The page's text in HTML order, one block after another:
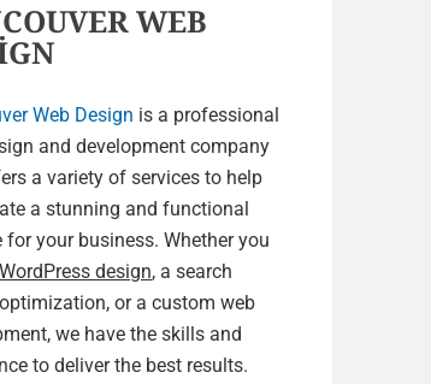
WEB
Web Design is a professional
and development company
a variety of services to help
a stunning and functional
for your business. Whether you
WordPress design, a search
or a custom web
we have the skills and
to deliver the best results.